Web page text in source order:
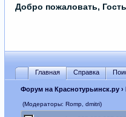
Добро пожаловать,
Главная Справка
Форум на Краснотурьинск.ру›
(Модераторы: Romp, dmitri)